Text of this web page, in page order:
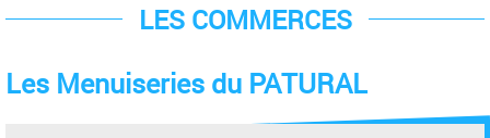
LES COMMERCES
Les Menuiseries du PATURAL